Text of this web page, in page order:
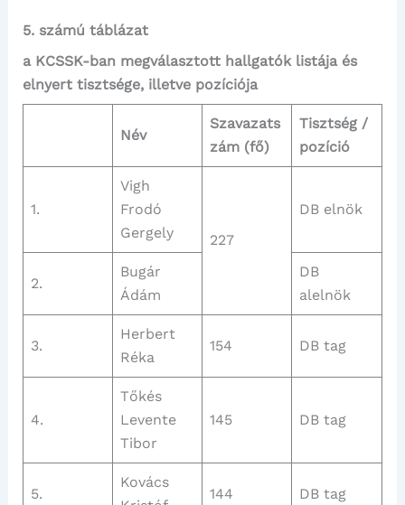
5. számú táblázat
a KCSSK-ban megválasztott hallgatók listája és
elnyert tisztsége, illetve pozíciója
Név
Szavazats
zám (fő)
Tisztség /
pozíció
1.
Vigh
Frodó
Gergely
227
DB elnök
2.
Bugár
Ádám
DB
alelnök
3.
Herbert
Réka
154 DB tag
4.
Tőkés
Levente
Tibor
145 DB tag
5.
Kovács
144 DB tag